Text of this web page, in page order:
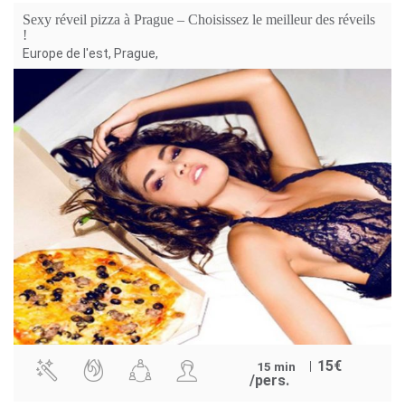
Sexy réveil pizza à Prague – Choisissez le meilleur des réveils
!
Europe de l'est, Prague,
15 min 15€
/pers.